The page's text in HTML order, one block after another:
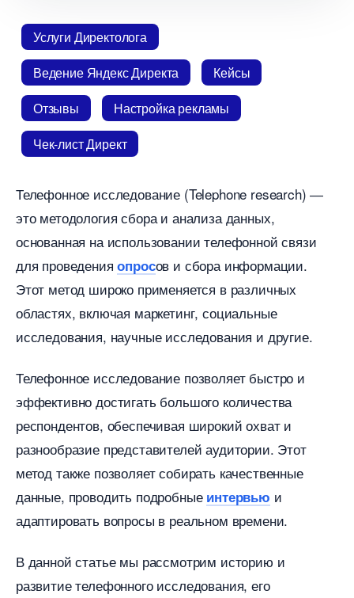
Услуги Директолога
едение Яндекс Директа
Кейсы
Отзывы
Настройка рекламы
Чек-лист Директ
Телефонное исследование (Telephone research) ―
это методология сбора и анализа данных,
основанная на использовании телефонной связи
для проведенияопросов и сбора информации.​
Этот метод широко применяется в различных
областях, включая маркетинг, социальные
исследования, научные исследования и другие.​
Телефонное исследование позволяет быстро и
эффективно достигать большого количества
респондентов, обеспечивая широкий охват и
разнообразие представителей аудитории. Этот
метод также позволяет собирать качественные
данные, проводить подробные интервью и
адаптировать вопросы в реальном времени.​
данной статье мы рассмотрим историю и
развитие телефонного исследования, его